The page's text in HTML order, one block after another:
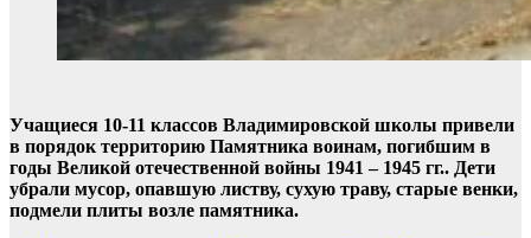
Учащиеся 10-11 классов Владимировской школы привели
в порядок территорию Памятника воинам, погибшим в
годы Великой отечественной войны 1941 – 1945 гг.. Дети
убрали мусор, опавшую листву, сухую траву, старые венки,
подмели плиты возле памятника.